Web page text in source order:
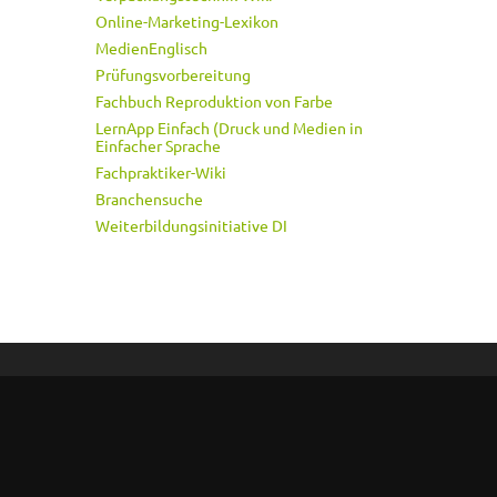
Online-Marketing-Lexikon
MedienEnglisch
Prüfungsvorbereitung
Fachbuch Reproduktion von Farbe
LernApp Einfach (Druck und Medien in
Einfacher Sprache
Fachpraktiker-Wiki
Branchensuche
Weiterbildungsinitiative DI